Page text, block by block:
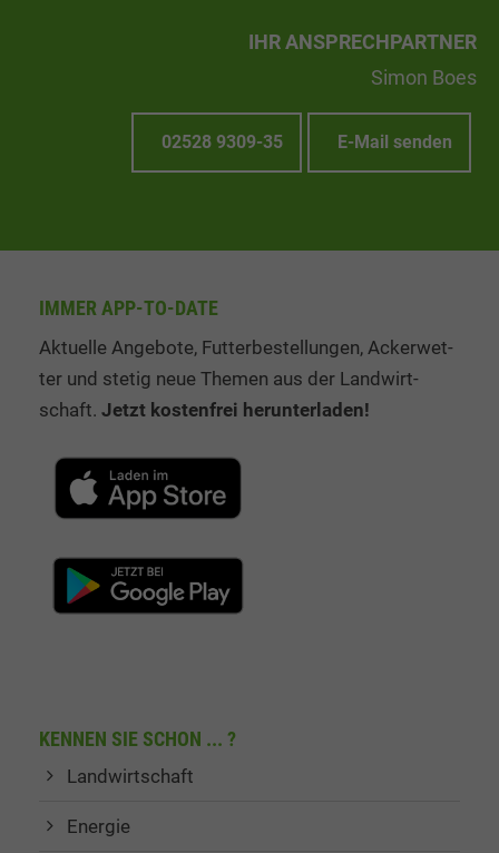
IHR ANSPRECHPARTNER
Simon Boes
E-Mail senden
02528 9309-35
IMMER APP-TO-DATE
Aktuelle Angebote, Fut­ter­be­stel­lung­en, Ack­er­wet­
ter und stetig neue The­men aus der Land­wirt­
schaft. Jetzt kos­ten­frei her­un­ter­la­den!
KENNEN SIE SCHON ... ?
Landwirtschaft
Energie